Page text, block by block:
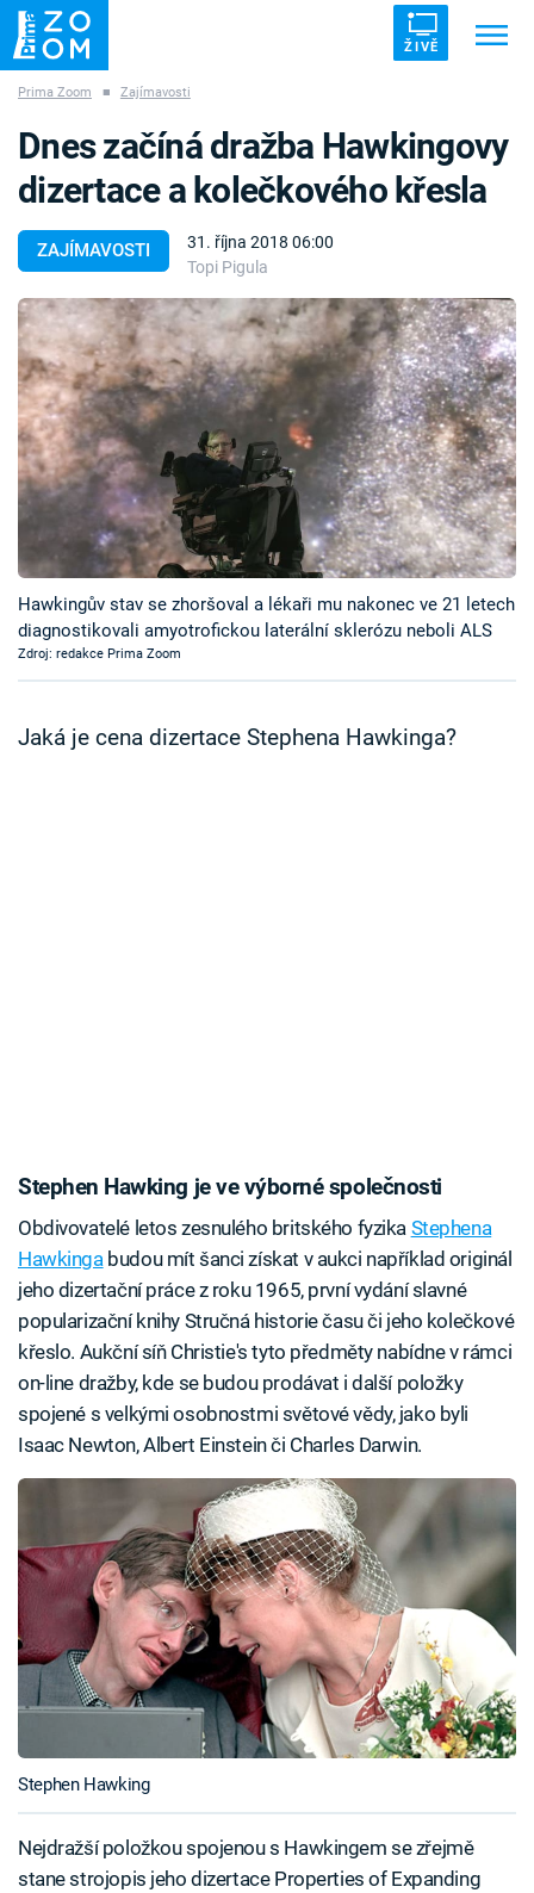
ŽIVĚ
ZÁHADY VETŘELCI DÁVNOVĚKU
Témata
Témata
Pořady
TV Program
Časopis
Sledujte prima+
Přihlášení
Prima Zoom ■ Zajímavosti
ZAJÍMAVOSTI
31. října 2018 06:00
Topi Pigula
Dnes začíná dražba Hawkingovy
dizertace a kolečkového křesla
Hawkingův stav se zhoršoval a lékaři mu nakonec ve 21 letech
diagnostikovali amyotrofickou laterální sklerózu neboli ALS
Zdroj: redakce Prima Zoom
Jaká je cena dizertace Stephena Hawkinga?
Stephen Hawking je ve výborné společnosti
Obdivovatelé letos zesnulého britského fyzika Stephena
Hawkinga budou mít šanci získat v aukci například originál
jeho dizertační práce z roku 1965, první vydání slavné
popularizační knihy Stručná historie času či jeho kolečkové
křeslo. Aukční síň Christie's tyto předměty nabídne v rámci
on-line dražby, kde se budou prodávat i další položky
spojené s velkými osobnostmi světové vědy, jako byli
Isaac Newton, Albert Einstein či Charles Darwin.
Stephen Hawking
Nejdražší položkou spojenou s Hawkingem se zřejmě
stane strojopis jeho dizertace Properties of Expanding